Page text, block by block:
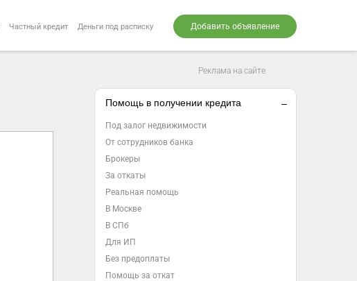
Частный кредит Деньги под расписку Добавить объявление
Реклама на сайте
Помощь в получении кредита
Под залог недвижимости
От сотрудников банка
Брокеры
За откаты
Реальная помощь
В Москве
В СПб
Для ИП
Без предоплаты
Помощь за откат